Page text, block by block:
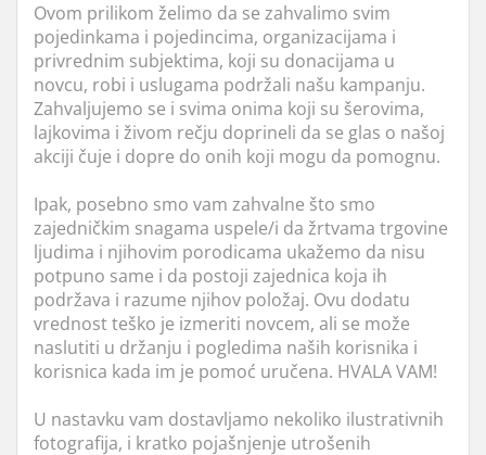
Ovom prilikom želimo da se zahvalimo svim
pojedinkama i pojedincima, organizacijama i
privrednim subjektima, koji su donacijama u
novcu, robi i uslugama podržali našu kampanju.
Zahvaljujemo se i svima onima koji su šerovima,
lajkovima i živom rečju doprineli da se glas o našoj
akciji čuje i dopre do onih koji mogu da pomognu.
Ipak, posebno smo vam zahvalne što smo
zajedničkim snagama uspele/i da žrtvama trgovine
ljudima i njihovim porodicama ukažemo da nisu
potpuno same i da postoji zajednica koja ih
podržava i razume njihov položaj. Ovu dodatu
vrednost teško je izmeriti novcem, ali se može
naslutiti u držanju i pogledima naših korisnika i
korisnica kada im je pomoć uručena. HVALA VAM!
U nastavku vam dostavljamo nekoliko ilustrativnih
fotografija, i kratko pojašnjenje utrošenih